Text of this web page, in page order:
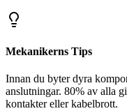
Mekanikerns Tips
Innan du byter dyra
anslutningar. 80% av alla
kontakter eller kabelbrott.